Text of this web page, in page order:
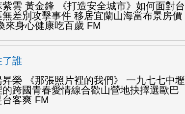
雲 黃金鋒 《打造安全城市》如何面對台
無差別攻擊事件 移居宜蘭山海當布景房價
來身心健康吃百歲 FM
了誰
昇榮 《那張照片裡的我們》 一九七七中壢
跨國青春愛情線合歡山營地抉擇選歐巴
台客爽 FM